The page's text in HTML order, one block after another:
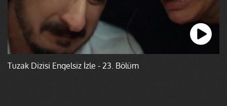
Tuzak Dizisi Engelsiz İzle - 23. Bölüm